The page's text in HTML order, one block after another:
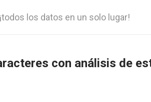
los datos en un solo lugar!
con análisis de